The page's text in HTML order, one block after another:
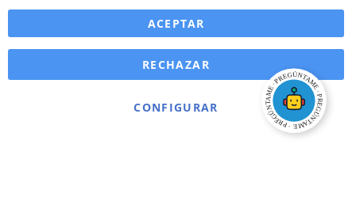
ACEPTAR
CONFIGURAR
RECHAZAR